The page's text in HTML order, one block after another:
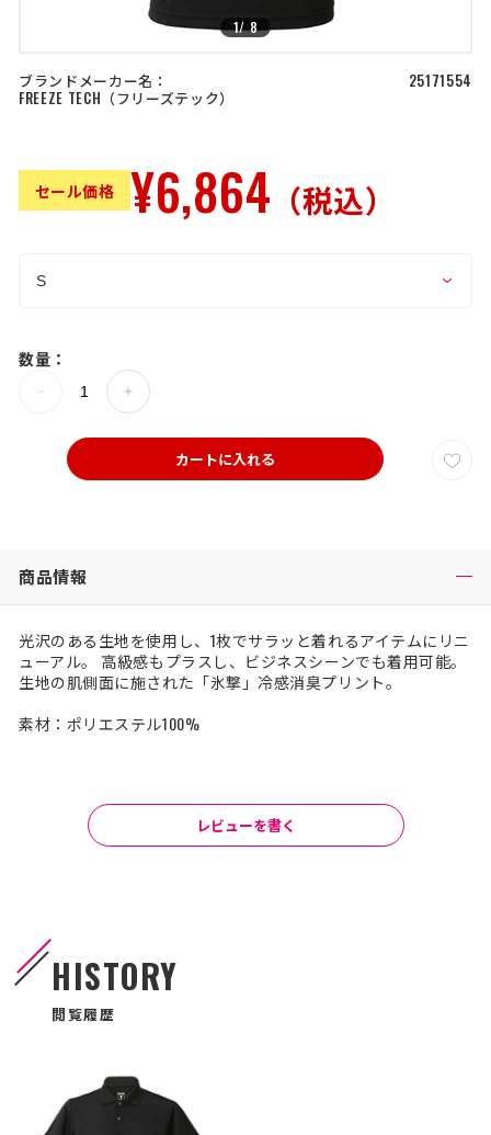
カスタマーハラスメントに対する方1/8
ブランドメーカー名：
FREEZE TECH
フリーズテック
25171554
セール価格 ¥6,864 （税込）
数量：
カートに入れる
商品情報
光沢のある生地を使用し、1枚でサラッと着れるアイテムにリニ
ューアル。 高級感もプラスし、ビジネスシーンでも着用可能。
生地の肌側面に施された「氷撃」冷感消臭プリント。
素材：ポリエステル100%
レビューを書く
HISTORY
閲覧履歴